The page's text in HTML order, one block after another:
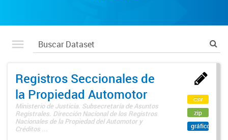
Registros Seccionales de
la Propiedad Automotor
Ministerio de Justicia. Subsecretaría de Asuntos
Registrales. Dirección Nacional de los Registros
Nacionales de la Propiedad del Automotor y
Créditos ...
csv
zip
gráfico